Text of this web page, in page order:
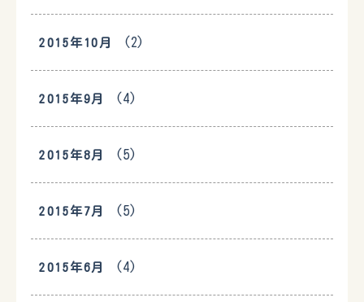
2015年10月 (2)
2015年9月 (4)
2015年8月 (5)
2015年7月 (5)
2015年6月 (4)